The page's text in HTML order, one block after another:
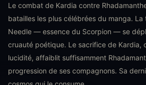
Le combat de Kardia contre
batailles les plus célébrées du manga.
Needle — essence du Scorpion — se
cruauté poétique. Le sacrifice de Kardia,
lucidité, affaiblit suffisamment
progression de ses compagnons. Sa